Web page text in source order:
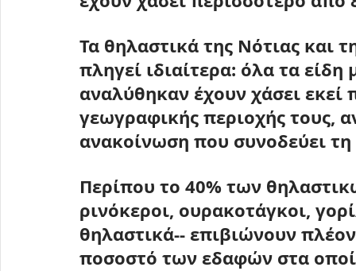
Τα θηλαστικά της Νότιας και
πληγεί ιδιαίτερα: όλα τα
αναλύθηκαν έχουν χάσει
γεωγραφικής περιοχής τους,
ανακοίνωση που συνοδεύει τη
Περίπου το 40% των
ρινόκεροι, ουρακοτάγκοι,
θηλαστικά-- επιβιώνουν
ποσοστό των εδαφών στα